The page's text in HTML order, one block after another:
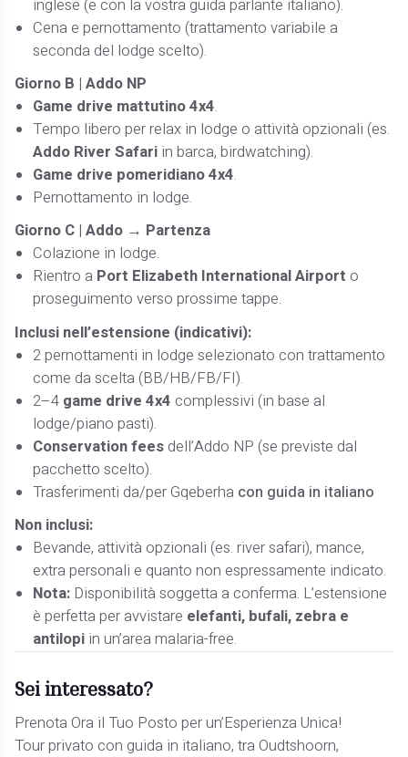
inglese (e con la vostra guida parlante italiano).
Cena e pernottamento (trattamento variabile a
seconda del lodge scelto).
Giorno B | Addo NP
Game drive mattutino 4x4.
Tempo libero per relax in lodge o attività opzionali (es.
Addo River Safari in barca, birdwatching).
Game drive pomeridiano 4x4.
Pernottamento in lodge.
Giorno C | Addo → Partenza
Colazione in lodge.
Rientro a Port Elizabeth International Airport o
proseguimento verso prossime tappe.
Inclusi nell’estensione (indicativi):
2 pernottamenti in lodge selezionato con trattamento
come da scelta (BB/HB/FB/FI).
2–4 game drive 4x4 complessivi (in base al
lodge/piano pasti).
Conservation fees dell’Addo NP (se previste dal
pacchetto scelto).
Trasferimenti da/per Gqeberha con guida in italiano
Non inclusi:
Bevande, attività opzionali (es. river safari), mance,
extra personali e quanto non espressamente indicato.
Nota: Disponibilità soggetta a conferma. L’estensione
è perfetta per avvistare elefanti, bufali, zebra e
antilopi in un’area malaria-free.
Sei interessato?
Prenota Ora il Tuo Posto per un’Esperienza Unica!
Tour privato con guida in italiano, tra Oudtshoorn,